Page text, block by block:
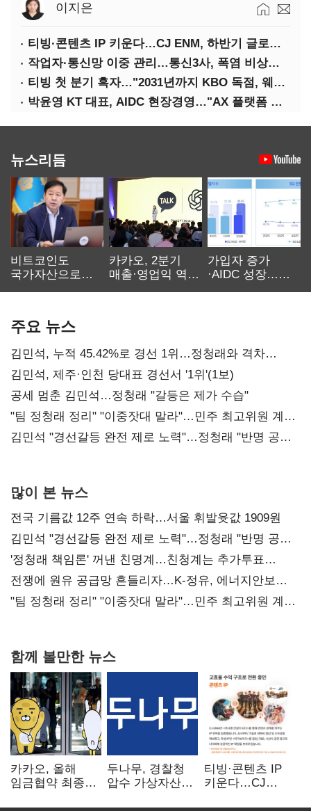
이지은
티빙·콘텐츠 IP 키운다…CJ ENM, 하반기 글로벌 확장 가속
작업자·통신망 이중 관리…통신3사, 폭염 비상대응 돌입
티빙 첫 분기 흑자…"2031년까지 KBO 독점, 웨이브 합병도 속도"
박윤영 KT 대표, AIDC 현장경영…"AX 플랫폼 핵심 인프라로 키운다"
뉴스리듬
비트코인도
국가자산으로…'
카카오, 2분기
매출·영업익 역대
가입자 증가
·AIDC 성장…
주요 뉴스
김민석, 누적 45.42%로 경선 1위…정청래와 격차
0.86%p(2보)
김민석, 제주·인천 당대표 경선서 '1위'(1보)
공세 멈춘 김민석…정청래 "갈등은 제가 수습"
"팀 정청래 정리" "이중잣대 말라"…민주 최고위원 계파
다툼 격화
김민석 "경선갈등 완전 제로 노력"…정청래 "반명 공세
많이 본 뉴스
전국 기름값 12주 연속 하락…서울 휘발윳값 1909원
김민석 "경선갈등 완전 제로 노력"…정청래 "반명 공세
사과부터"
'정청래 책임론' 꺼낸 친명계…친청계는 추가투표
때리기
전쟁에 원유 공급망 흔들리자…K-정유, 에너지안보
핵심으로 재부상
"팀 정청래 정리" "이중잣대 말라"…민주 최고위원 계파
함께 볼만한 뉴스
카카오, 올해
임금협약 최종
두나무, 경찰청
압수 가상자산
티빙·콘텐츠 IP
키운다…CJ